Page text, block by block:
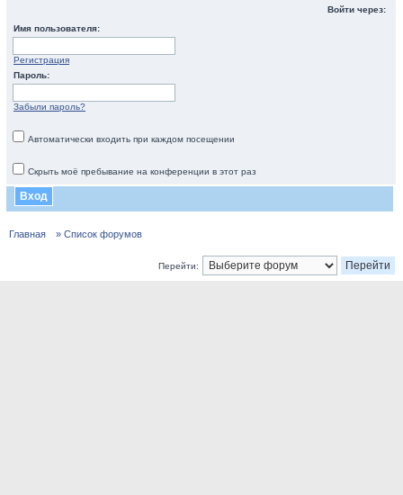
Войти через:
Имя пользователя:
Регистрация
Пароль:
Забыли пароль?
Автоматически входить при каждом посещении
Скрыть моё пребывание на конференции в этот раз
Главная » Список форумов
Перейти: